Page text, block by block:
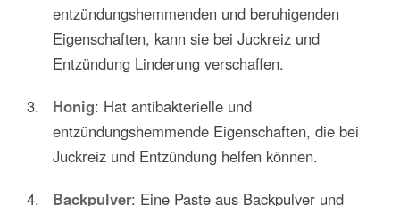
entzündungshemmenden und beruhigenden
Eigenschaften, kann sie bei Juckreiz und
Entzündung Linderung verschaffen.
Honig: Hat antibakterielle und
entzündungshemmende Eigenschaften, die bei
Juckreiz und Entzündung helfen können.
Backpulver: Eine Paste aus Backpulver und